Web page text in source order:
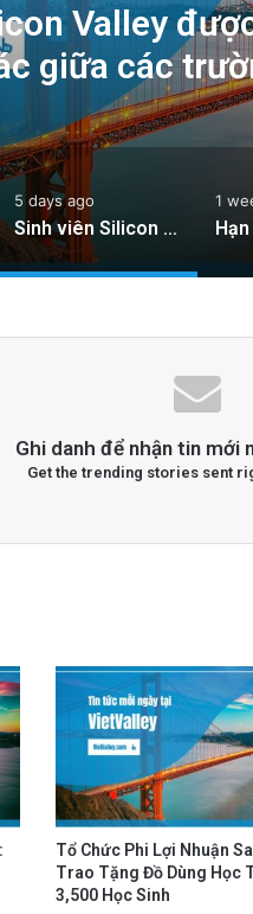
Valley
giữa các
5 days ago
Sinh viên Silicon Valley được hỗ trợ chỗ ở nhờ hợp tác giữa các trường đại học
1
Ghi danh để nhận tin mới
Get the trending stories sent
Tổ Chức Phi Lợi Nhuận
Trao Tặng Đồ Dùng Học
3,500 Học Sinh